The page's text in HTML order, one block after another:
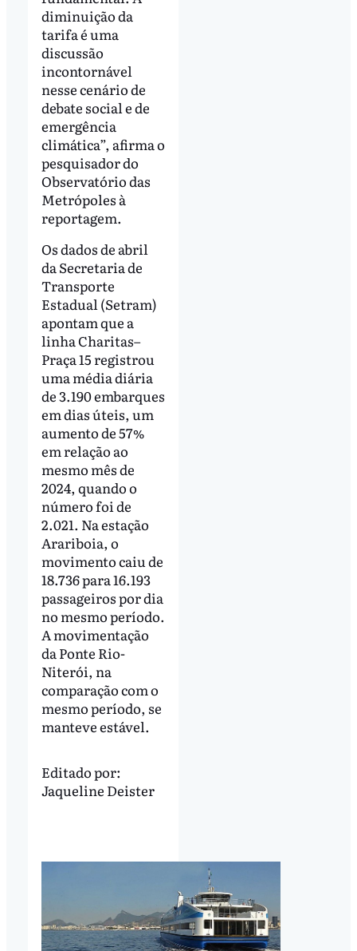
diminuição da
tarifa é uma
discussão
incontornável
nesse cenário de
debate social e de
emergência
climática”, afirma o
pesquisador do
Observatório das
Metrópoles à
reportagem.
Os dados de abril
da Secretaria de
Transporte
Estadual (Setram)
apontam que a
linha Charitas–
Praça 15 registrou
uma média diária
de 3.190 embarques
em dias úteis, um
aumento de 57%
em relação ao
mesmo mês de
2024, quando o
número foi de
2.021. Na estação
Arariboia, o
movimento caiu de
18.736 para 16.193
passageiros por dia
no mesmo período.
A movimentação
da Ponte Rio-
Niterói, na
comparação com o
mesmo período, se
manteve estável.
Editado por:
Jaqueline Deister